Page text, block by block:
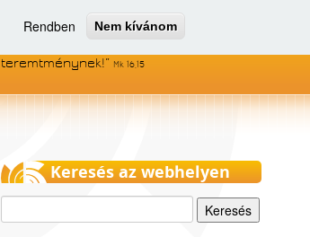
Rendben Nem kívánom
Menjetek el az egész világra, és
teremtménynek!
Mk 16,15
Keresés az webhelyen